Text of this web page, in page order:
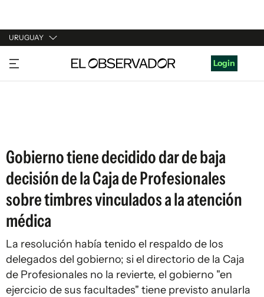
URUGUAY
URUGUAY
ARGENTINA
Login
Gobierno tiene decidido dar de baja
decisión de la Caja de Profesionales
sobre timbres vinculados a la atención
médica
La resolución había tenido el respaldo de los
delegados del gobierno; si el directorio de la Caja
de Profesionales no la revierte, el gobierno "en
ejercicio de sus facultades" tiene previsto anularla